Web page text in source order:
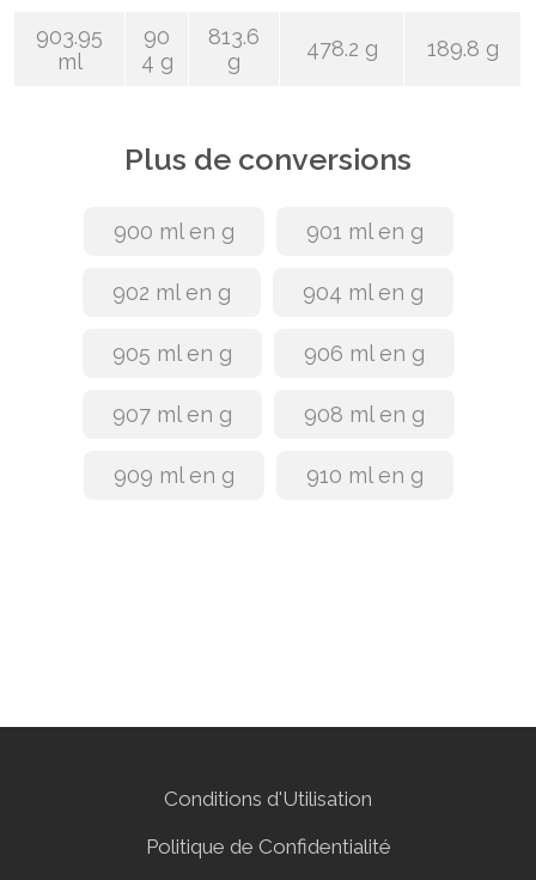
903.95
ml
90
4 g
813.6
g
478.2 g 189.8 g
Plus de conversions
900 ml en g 901 ml en g
902 ml en g 904 ml en g
905 ml en g 906 ml en g
907 ml en g 908 ml en g
909 ml en g 910 ml en g
Conditions d'Utilisation
Politique de Confidentialité